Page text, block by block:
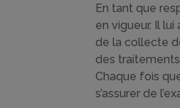
En tant que
en vigueur. Il
de la collecte
des
Chaque fois
s’assurer de